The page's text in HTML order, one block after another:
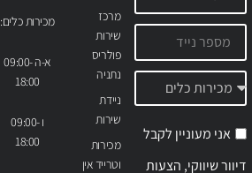
מרכז
שירות
פולריס
נתניה
ניידת
שירות
מכירות
וטרייד אין
מכירות כלים:
א-ה 09:00-
18:00
ו 09:00-
18:00
אני מעוניין לקבל
דיוור שיווקי, הצעות